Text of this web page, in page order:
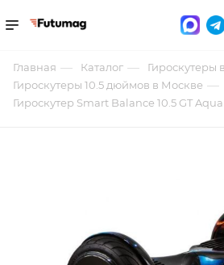
Главная — Каталог — Гироскутеры
Гироскутеры 10.5 дюймов в Москве —
Гироскутер Smart Balance 10.5 GT Aqua